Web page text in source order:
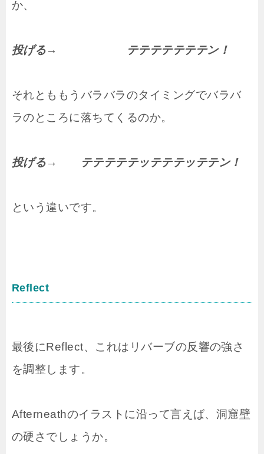
か、
投げる→ テテテテテテテン！
それとももうバラバラのタイミングでバラバ
ラのところに落ちてくるのか。
投げる→ テテテテテッテテテッテテン！
という違いです。
Reflect
最後にReflect、これはリバーブの反響の強さ
を調整します。
Afterneathのイラストに沿って言えば、洞窟壁
の硬さでしょうか。